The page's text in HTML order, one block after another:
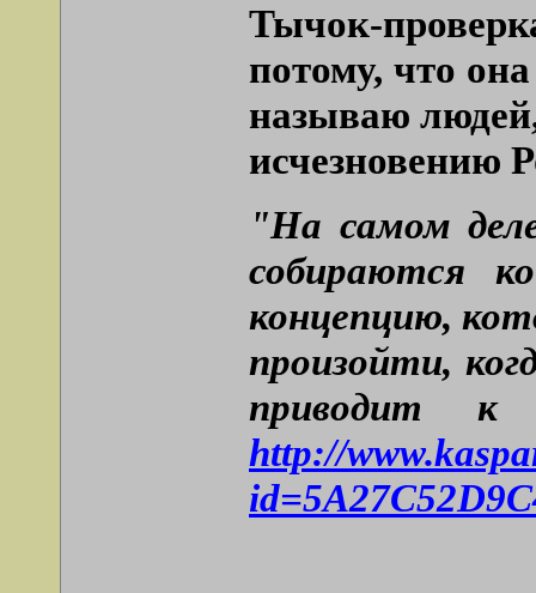
Тычок-
потому, что
называю
исчезновению
"На самом
собираются
концепцию,
произойти,
приводит к
http://